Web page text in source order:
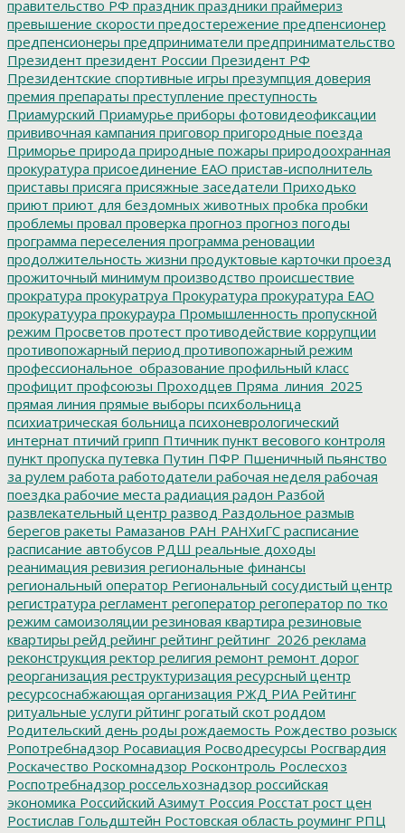
правительство РФ праздник праздники праймериз
превышение скорости предостережение предпенсионер
предпенсионеры предприниматели предпринимательство
Президент президент России Президент РФ
Президентские спортивные игры презумпция доверия
премия препараты преступление преступность
Приамурский Приамурье приборы фотовидеофиксации
прививочная кампания приговор пригородные поезда
Приморье природа природные пожары природоохранная
прокуратура присоединение ЕАО пристав-исполнитель
приставы присяга присяжные заседатели Приходько
приют приют для бездомных животных пробка пробки
проблемы провал проверка прогноз прогноз погоды
программа переселения программа реновации
продолжительность жизни продуктовые карточки проезд
прожиточный минимум производство происшествие
прократура прокуратруа Прокуратура прокуратура ЕАО
прокуратуура прокураура Промышленность пропускной
режим Просветов протест противодействие коррупции
противопожарный период противопожарный режим
профессиональное_образование профильный класс
профицит профсоюзы Проходцев Пряма_линия_2025
прямая линия прямые выборы психбольница
психиатрическая больница психоневрологический
интернат птичий грипп Птичник пункт весового контроля
пункт пропуска путевка Путин ПФР Пшеничный пьянство
за рулем работа работодатели рабочая неделя рабочая
поездка рабочие места радиация радон Разбой
развлекательный центр развод Раздольное размыв
берегов ракеты Рамазанов РАН РАНХиГС расписание
расписание автобусов РДШ реальные доходы
реанимация ревизия региональные финансы
региональный оператор Региональный сосудистый центр
регистратура регламент регоператор регоператор по тко
режим самоизоляции резиновая квартира резиновые
квартиры рейд рейинг рейтинг рейтинг_2026 реклама
реконструкция ректор религия ремонт ремонт дорог
реорганизация реструктуризация ресурсный центр
ресурсоснабжающая организация РЖД РИА Рейтинг
ритуальные услуги рйтинг рогатый скот роддом
Родительский день роды рождаемость Рождество розыск
Ропотребнадзор Росавиация Росводресурсы Росгвардия
Роскачество Роскомнадзор Росконтроль Рослесхоз
Роспотребнадзор россельхознадзор российская
экономика Российский Азимут Россия Росстат рост цен
Ростислав Гольдштейн Ростовская область роуминг РПЦ